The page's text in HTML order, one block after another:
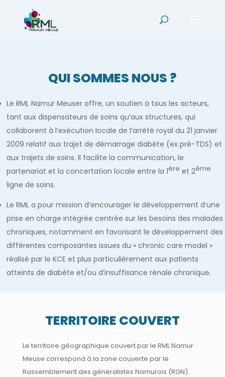
QUI SOMMES NOUS ?
Le RML Namur Meuser offre, un soutien à tous les acteurs,
tant aux dispensateurs de soins qu’aux structures, qui
collaborent à l’exécution locale de l’arrêté royal du 21 janvier
2009 relatif aux trajet de démarrage diabète (ex pré-TDS) et
aux trajets de soins. Il facilite la communication, le
partenariat et la concertation locale entre la 1ère et 2ème
ligne de soins.
Le RML a pour mission d’encourager le développement d’une
prise en charge intégrée centrée sur les besoins des malades
chroniques, notamment en favorisant le développement des
différentes composantes issues du « chronic care model »
réalisé par le KCE et plus particulièrement aux patients
atteints de diabète et/ou d’insuffisance rénale chronique.
TERRITOIRE COUVERT
Le territoire géographique couvert par le RML Namur
Meuse correspond à la zone couverte par le
Rassemblement des généralistes Namurois (RGN).